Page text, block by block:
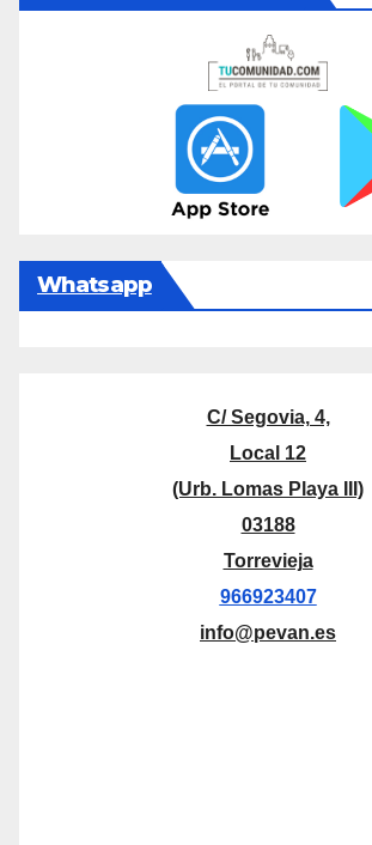
Whatsapp
C/ Segovia, 4,
Local 12
(Urb. Lomas Playa III)
03188
Torrevieja
966923407
info@pevan.es